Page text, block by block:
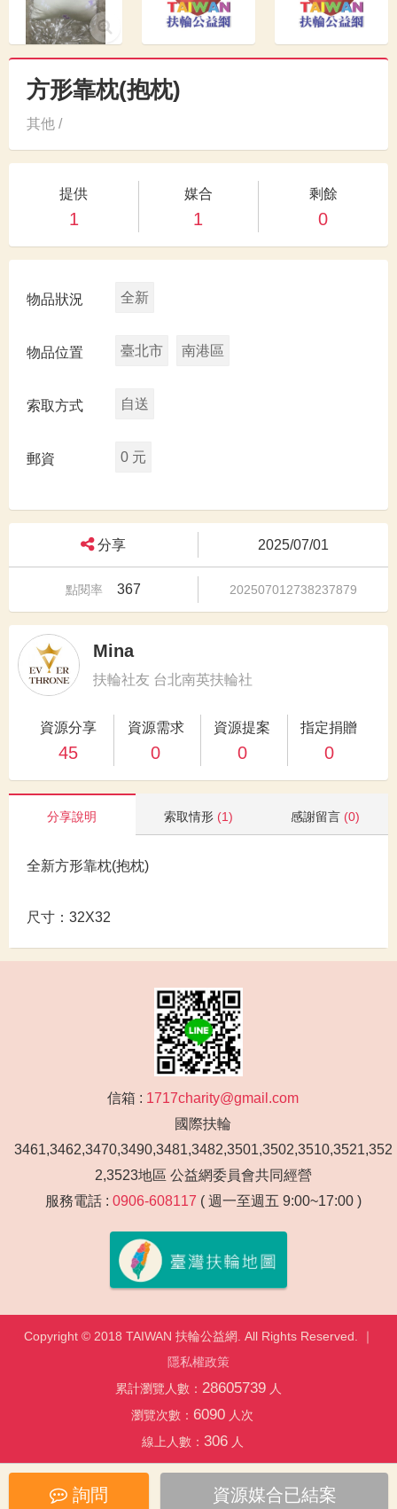
方形靠枕(抱枕)
其他 /
提供
1
媒合
1
剩餘
0
物品狀況 全新
物品位置 臺北市 南港區
索取方式 自送
郵資 0 元
分享 2025/07/01
點閱率 367 202507012738237879
詢問 資源媒合已結案
Mina
扶輪社友 台北南英扶輪社
資源分享
45
資源需求
0
資源提案
0
指定捐贈
0
分享說明 索取情形 (1) 感謝留言 (0)
全新方形靠枕(抱枕)
尺寸：32X32
信箱 : 1717charity@gmail.com
國際扶輪
3461,3462,3470,3490,3481,3482,3501,3502,3510,3521,352
2,3523地區 公益網委員會共同經營
服務電話 : 0906-608117 ( 週一至週五 9:00~17:00 )
Copyright © 2018 TAIWAN 扶輪公益網. All Rights Reserved. ｜
隱私權政策
累計瀏覽人數： 28605739 人
瀏覽次數： 6090 人次
線上人數： 306人